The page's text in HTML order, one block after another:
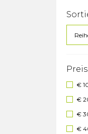
Preis
€
€
€
€